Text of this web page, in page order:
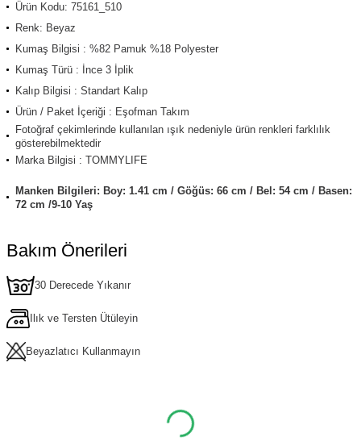
Ürün Kodu: 75161_510
Renk: Beyaz
Kumaş Bilgisi : %82 Pamuk %18 Polyester
Kumaş Türü : İnce 3 İplik
Kalıp Bilgisi : Standart Kalıp
Ürün / Paket İçeriği : Eşofman Takım
Fotoğraf çekimlerinde kullanılan ışık nedeniyle ürün renkleri farklılık
gösterebilmektedir
Marka Bilgisi : TOMMYLIFE
Manken Bilgileri: Boy: 1.41 cm / Göğüs: 66 cm / Bel: 54 cm / Basen:
72 cm /9-10 Yaş
Bakım Önerileri
30 Derecede Yıkanır
Ilık ve Tersten Ütüleyin
Beyazlatıcı Kullanmayın